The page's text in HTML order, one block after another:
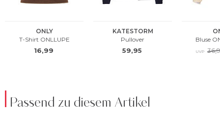
Passend zu diesem Artikel